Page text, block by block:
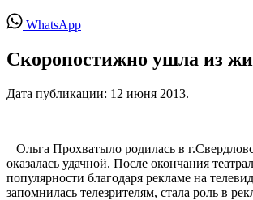
WhatsApp
Скоропостижно ушла из
Дата публикации: 12 июня 2013.
Ольга Прохватыло родилась в
оказалась удачной. После окончания
популярности благодаря рекламе на
запомнилась телезрителям, стала роль в